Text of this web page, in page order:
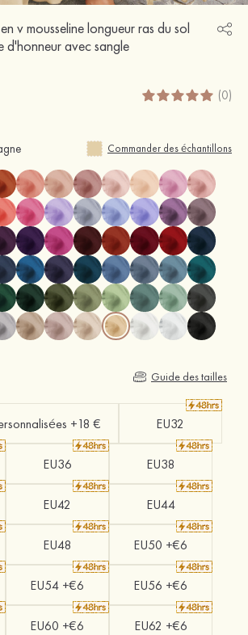
v mousseline longueur ras du sol
d'honneur avec sangle
(0)
Commander des échantillons
Guide des tailles
+18 € EU32
EU36 EU38
EU42 EU44
EU48 EU50 +€6
EU54 +€6 EU56 +€6
EU60 +€6 EU62 +€6